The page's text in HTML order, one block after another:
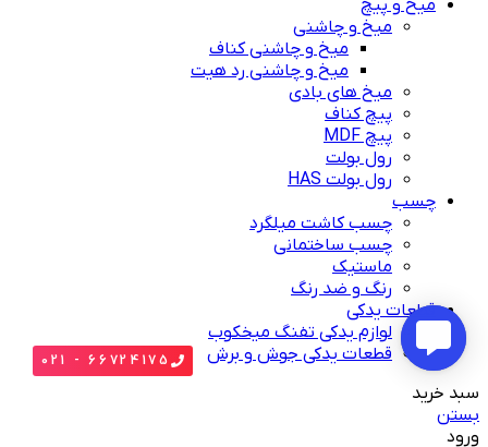
66724175 - 021
میخ و پیچ
میخ و چاشنی
میخ و چاشنی کناف
میخ و چاشنی رد هیت
میخ های بادی
پیچ کناف
پیچ MDF
رول بولت
رول بولت HAS
چسب
چسب کاشت میلگرد
چسب ساختمانی
ماستیک
رنگ و ضد رنگ
قطعات یدکی
لوازم یدکی تفنگ میخکوب
قطعات یدکی جوش و برش
سبد خرید
بستن
ورود